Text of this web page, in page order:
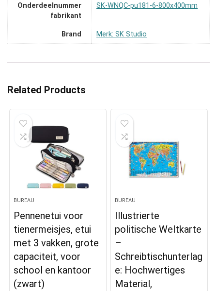
Onderdeelnummer
fabrikant
‎SK-WNQC-pu181-6-800x400mm
Brand Merk: SK Studio
Related Products
BUREAU
Pennenetui voor
tienermeisjes, etui
met 3 vakken, grote
capaciteit, voor
school en kantoor
(zwart)
BUREAU
Illustrierte
politische Weltkarte
–
Schreibtischunterlag
e: Hochwertiges
Material,